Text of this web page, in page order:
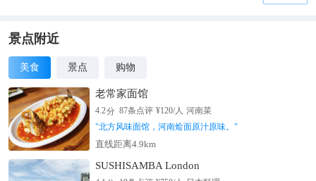
景点附近
美食 景点 购物
老常家面馆
4.2分 87条点评 ¥120/人 河南菜
"北方风味面馆，河南烩面原汁原味。 "
直线距离4.9km
SUSHISAMBA London